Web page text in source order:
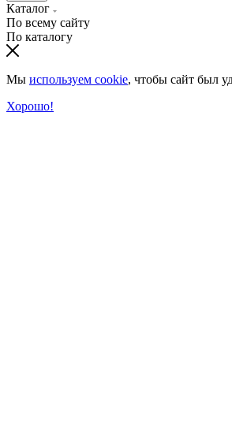
Каталог
По всему сайту
По каталогу
Мы используем cookie, чтобы сайт был
Хорошо!